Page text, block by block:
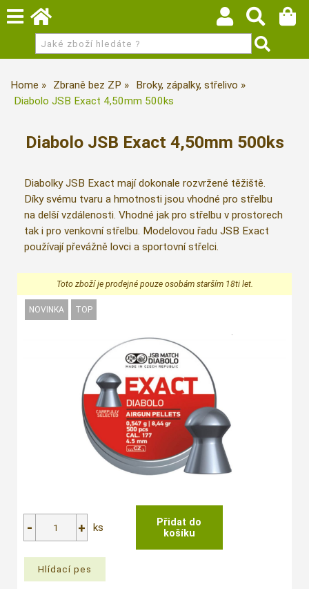
Home Zbraně bez ZP
Broky, zápalky, střelivo
Diabolo JSB Exact 4,50mm 500ks
Diabolo JSB Exact 4,50mm 500ks
Diabolky JSB Exact mají dokonale rozvržené těžiště.
Díky svému tvaru a hmotnosti jsou vhodné pro střelbu
na delší vzdálenosti. Vhodné jak pro střelbu v prostorech
tak i pro venkovní střelbu. Modelovou řadu JSB Exact
používají převážně lovci a sportovní střelci.
Toto zboží je prodejné pouze osobám starším 18ti let.
ks